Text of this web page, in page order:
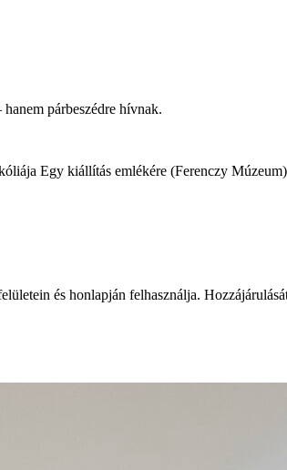
párbeszédre hívnak.
Egy kiállítás emlékére (Ferenczy Múzeum)
és honlapján felhasználja.